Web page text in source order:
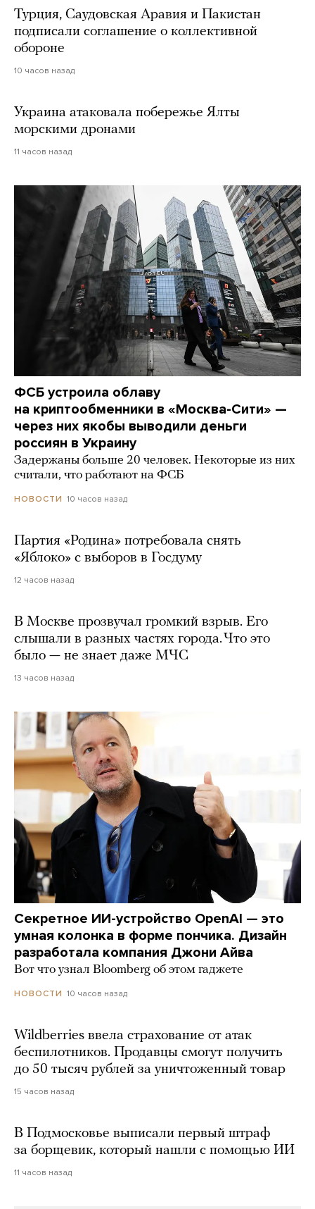
Турция, Саудовская Аравия и Пакистан
подписали соглашение о коллективной
обороне
10 часов назад
Украина атаковала побережье Ялты
морскими дронами
11 часов назад
ФСБ устроила облаву
на криптообменники в «Москва-Сити» —
через них якобы выводили деньги
россиян в Украину
Задержаны больше 20 человек. Некоторые из них
считали, что работают на ФСБ
НОВОСТИ 10 часов назад
Партия «Родина» потребовала снять
«Яблоко» с выборов в Госдуму
12 часов назад
В Москве прозвучал громкий взрыв. Его
слышали в разных частях города. Что это
было — не знает даже МЧС
13 часов назад
Секретное ИИ-устройство OpenAI — это
умная колонка в форме пончика. Дизайн
разработала компания Джони Айва
Вот что узнал Bloomberg об этом гаджете
НОВОСТИ 10 часов назад
Wildberries ввела страхование от атак
беспилотников. Продавцы смогут получить
до 50 тысяч рублей за уничтоженный товар
15 часов назад
В Подмосковье выписали первый штраф
за борщевик, который нашли с помощью ИИ
11 часов назад